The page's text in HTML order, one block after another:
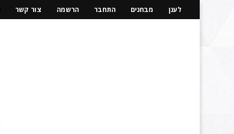
לענן מבחנים התחבר הרשמה צור קשר